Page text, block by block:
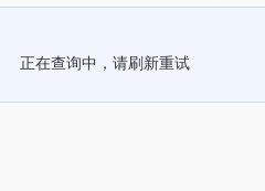
正在查询中，请刷新重试